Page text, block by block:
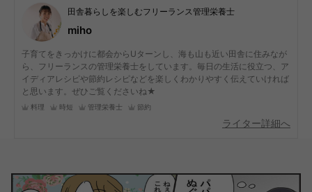
田舎暮らしを楽しむフリーランス管理栄養士
miho
子育てをきっかけに都会からUターンし、海も山も近い田舎に住みなが
ら、フリーランスの管理栄養士をしています。毎日の生活に役立つ、ア
イディアレシピや節約レシピなどを楽しくわかりやすく伝えていければ
と思います。ぜひご覧くださいね★
料理 時短 管理栄養士 節約
ライター詳細へ